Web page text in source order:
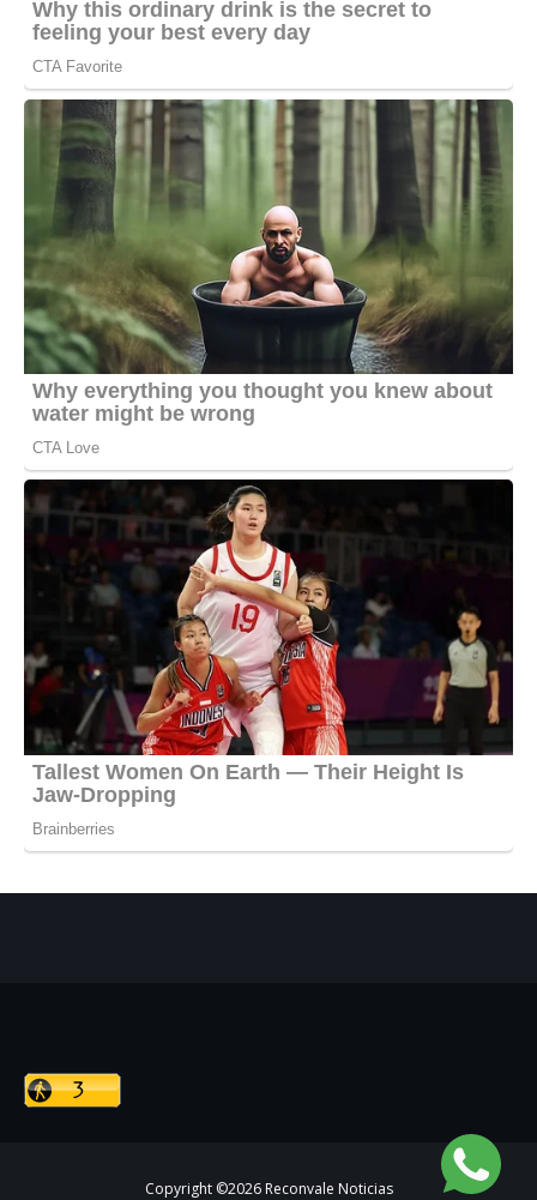
Copyright ©2026 Reconvale Noticias